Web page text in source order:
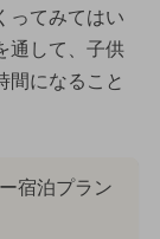
ってみてはい
通して、子供
間になること
宿泊プラン